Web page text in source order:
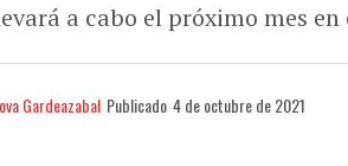
a cabo el próximo mes
Gardeazabal Publicado 4 de octubre de 2021